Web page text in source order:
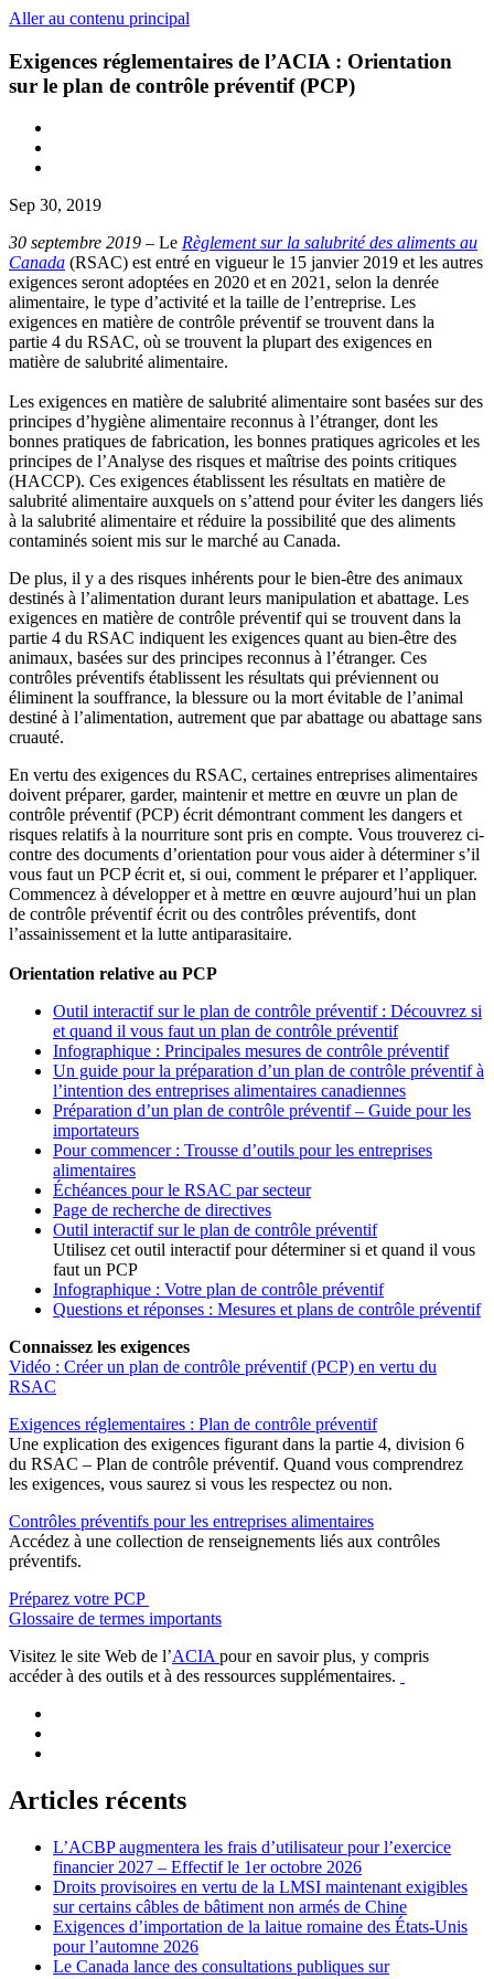
Aller au contenu principal
Exigences réglementaires de l’ACIA : Orientation
sur le plan de contrôle préventif (PCP)
Sep 30, 2019
30 septembre 2019 – Le Règlement sur la salubrité des aliments au
Canada (RSAC) est entré en vigueur le 15 janvier 2019 et les autres
exigences seront adoptées en 2020 et en 2021, selon la denrée
alimentaire, le type d’activité et la taille de l’entreprise. Les
exigences en matière de contrôle préventif se trouvent dans la
partie 4 du RSAC, où se trouvent la plupart des exigences en
matière de salubrité alimentaire.
Les exigences en matière de salubrité alimentaire sont basées sur des
principes d’hygiène alimentaire reconnus à l’étranger, dont les
bonnes pratiques de fabrication, les bonnes pratiques agricoles et les
principes de l’Analyse des risques et maîtrise des points critiques
(HACCP). Ces exigences établissent les résultats en matière de
salubrité alimentaire auxquels on s’attend pour éviter les dangers liés
à la salubrité alimentaire et réduire la possibilité que des aliments
contaminés soient mis sur le marché au Canada.
De plus, il y a des risques inhérents pour le bien-être des animaux
destinés à l’alimentation durant leurs manipulation et abattage. Les
exigences en matière de contrôle préventif qui se trouvent dans la
partie 4 du RSAC indiquent les exigences quant au bien-être des
animaux, basées sur des principes reconnus à l’étranger. Ces
contrôles préventifs établissent les résultats qui préviennent ou
éliminent la souffrance, la blessure ou la mort évitable de l’animal
destiné à l’alimentation, autrement que par abattage ou abattage sans
cruauté.
En vertu des exigences du RSAC, certaines entreprises alimentaires
doivent préparer, garder, maintenir et mettre en œuvre un plan de
contrôle préventif (PCP) écrit démontrant comment les dangers et
risques relatifs à la nourriture sont pris en compte. Vous trouverez ci-
contre des documents d’orientation pour vous aider à déterminer s’il
vous faut un PCP écrit et, si oui, comment le préparer et l’appliquer.
Commencez à développer et à mettre en œuvre aujourd’hui un plan
de contrôle préventif écrit ou des contrôles préventifs, dont
l’assainissement et la lutte antiparasitaire.
Orientation relative au PCP
Outil interactif sur le plan de contrôle préventif : Découvrez si
et quand il vous faut un plan de contrôle préventif
Infographique : Principales mesures de contrôle préventif
Un guide pour la préparation d’un plan de contrôle préventif à
l’intention des entreprises alimentaires canadiennes
Préparation d’un plan de contrôle préventif – Guide pour les
importateurs
Pour commencer : Trousse d’outils pour les entreprises
alimentaires
Échéances pour le RSAC par secteur
Page de recherche de directives
Outil interactif sur le plan de contrôle préventif
Utilisez cet outil interactif pour déterminer si et quand il vous
faut un PCP
Infographique : Votre plan de contrôle préventif
Questions et réponses : Mesures et plans de contrôle préventif
Connaissez les exigences
Vidéo : Créer un plan de contrôle préventif (PCP) en vertu du
RSAC
Exigences réglementaires : Plan de contrôle préventif
Une explication des exigences figurant dans la partie 4, division 6
du RSAC – Plan de contrôle préventif. Quand vous comprendrez
les exigences, vous saurez si vous les respectez ou non.
Contrôles préventifs pour les entreprises alimentaires
Accédez à une collection de renseignements liés aux contrôles
préventifs.
Préparez votre PCP
Glossaire de termes importants
Visitez le site Web de l’ACIApour en savoir plus, y compris
accéder à des outils et à des ressources supplémentaires.
Articles récents
L’ACBP augmentera les frais d’utilisateur pour l’exercice
financier 2027 – Effectif le 1er octobre 2026
Droits provisoires en vertu de la LMSI maintenant exigibles
sur certains câbles de bâtiment non armés de Chine
Exigences d’importation de la laitue romaine des États-Unis
pour l’automne 2026
Le Canada lance des consultations publiques sur